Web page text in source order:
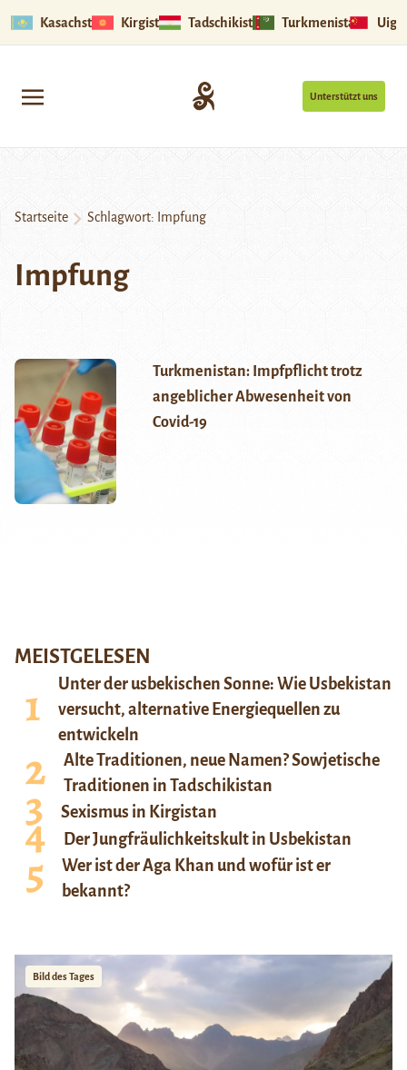
Kasachstan Kirgistan Tadschikistan Turkmenistan
Unterstützt uns
Startseite Schlagwort: Impfung
Impfung
Turkmenistan: Impfpflicht trotz
angeblicher Abwesenheit von
Covid-19
MEISTGELESEN
Unter der usbekischen Sonne: Wie Usbekistan
versucht, alternative Energiequellen zu
entwickeln
Alte Traditionen, neue Namen? Sowjetische
Traditionen in Tadschikistan
Sexismus in Kirgistan
Der Jungfräulichkeitskult in Usbekistan
Wer ist der Aga Khan und wofür ist er
bekannt?
Bild des Tages